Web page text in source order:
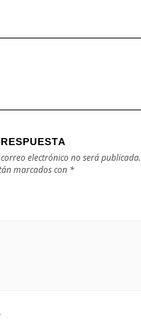
electrónico no será publicada.
marcados con *